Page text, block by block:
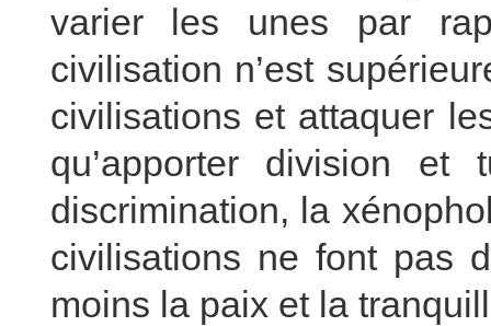
varier les unes par
civilisation n’est
civilisations et attaquer
qu’apporter division
discrimination, la
civilisations ne font pas
moins la paix et la